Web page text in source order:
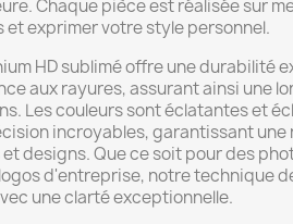
Chaque pièce est réalisée sur
et exprimer votre style personnel.
HD sublimé offre une durabilité
aux rayures, assurant ainsi une
Les couleurs sont éclatantes et
incroyables, garantissant
et designs. Que ce soit pour des
d'entreprise, notre technique
une clarté exceptionnelle.